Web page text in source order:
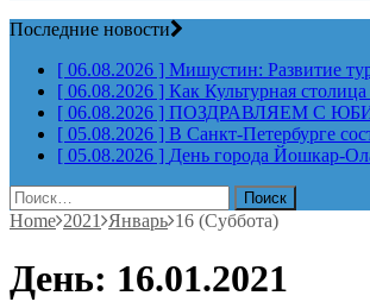
Последние новости
[ 06.08.2026 ] Мишустин: Развитие
[ 06.08.2026 ] Как Культурная
[ 06.08.2026 ] ПОЗДРАВЛЯЕМ С
[ 05.08.2026 ] В Санкт-Петербурге
[ 05.08.2026 ] День города Йошкар-
Найти:
Home 2021 Январь 16 (Суббота)
День: 16.01.2021